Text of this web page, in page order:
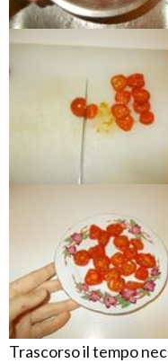
Trascorso il tempo